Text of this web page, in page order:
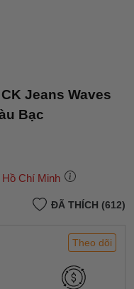
Jeans Waves
Bạc
Hồ Chí Minh
ĐÃ THÍCH (612)
Theo dõi